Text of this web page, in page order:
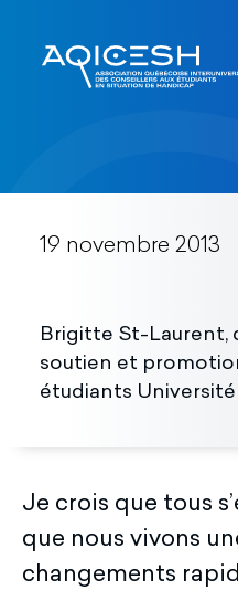
19 novembre 2013
Brigitte St-Laurent,
soutien et
étudiants
Je crois que tous
que nous vivons
changements